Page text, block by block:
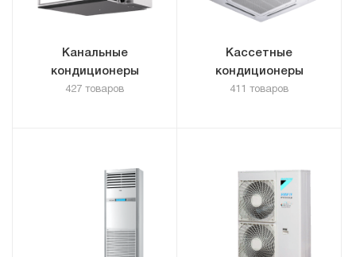
Канальные
кондиционеры
427 товаров
Кассетные
кондиционеры
411 товаров